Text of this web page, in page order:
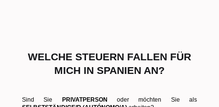
WELCHE STEUERN FALLEN FÜR
MICH IN SPANIEN AN?
Sind Sie PRIVATPERSON oder möchten Sie als